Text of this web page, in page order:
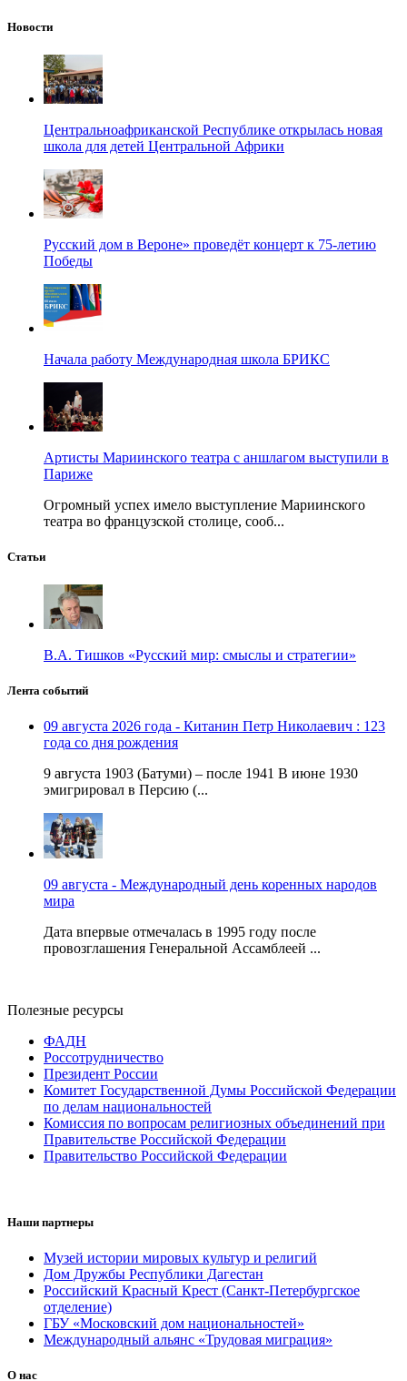
Новости
Центральноафриканской Республике открылась новая
школа для детей Центральной Африки
Русский дом в Вероне» проведёт концерт к 75-летию
Победы
Начала работу Международная школа БРИКС
Артисты Мариинского театра с аншлагом выступили в
Париже
Огромный успех имело выступление Мариинского
театра во французской столице, сооб...
Статьи
В.А. Тишков «Русский мир: смыслы и стратегии»
Лента событий
09 августа 2026 года - Китанин Петр Николаевич : 123
года со дня рождения
9 августа 1903 (Батуми) – после 1941 В июне 1930
эмигрировал в Персию (...
09 августа - Международный день коренных народов
мира
Дата впервые отмечалась в 1995 году после
провозглашения Генеральной Ассамблеей ...
Полезные ресурсы
ФАДН
Россотрудничество
Президент России
Комитет Государственной Думы Российской Федерации
по делам национальностей
Комиссия по вопросам религиозных объединений при
Правительстве Российской Федерации
Правительство Российской Федерации
Наши партнеры
Музей истории мировых культур и религий
Дом Дружбы Республики Дагестан
Российский Красный Крест (Санкт-Петербургское
отделение)
ГБУ «Московский дом национальностей»
Международный альянс «Трудовая миграция»
О нас